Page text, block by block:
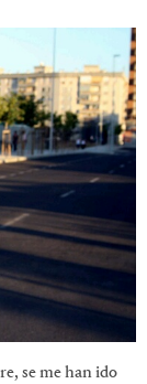
se me han ido